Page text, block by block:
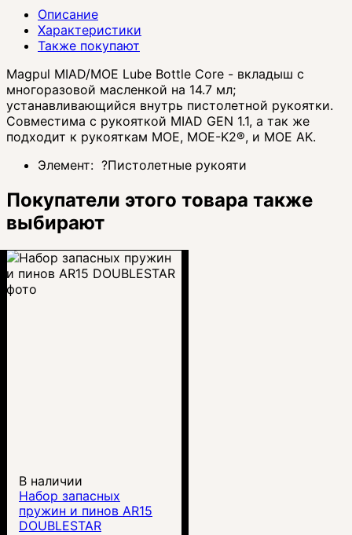
Описание
Характеристики
Также покупают
Magpul MIAD/MOE Lube Bottle Core - вкладыш с
многоразовой масленкой на 14.7 мл;
устанавливающийся внутрь пистолетной рукоятки.
Совместима с рукояткой MIAD GEN 1.1, а так же
подходит к рукояткам MOE, MOE-K2®, и MOE AK.
Элемент: ?Пистолетные рукояти
Покупатели этого товара также
выбирают
В наличии
Набор запасных
пружин и пинов AR15
DOUBLESTAR